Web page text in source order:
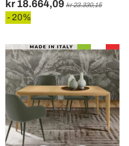
kr 18.664,09 kr 23.330,15
- 20%